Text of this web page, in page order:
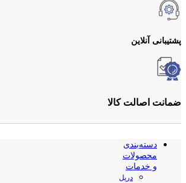
پشتیبانی آنلاین
ضمانت اصالت کالا
دسته‌بندی
محصولات
و خدمات
دریل